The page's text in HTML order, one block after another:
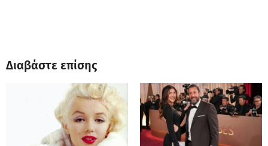
Διαβάστε επίσης